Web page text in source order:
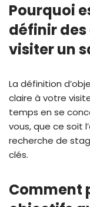
Pourquoi
définir
visiter un
La définition
claire à votre
temps en se
vous, que ce soit
recherche de
clés.
Comment